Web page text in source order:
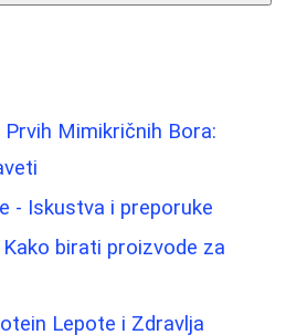
Mimikričnih Bora:
- Iskustva i preporuke
birati proizvode za
Lepote i Zdravlja